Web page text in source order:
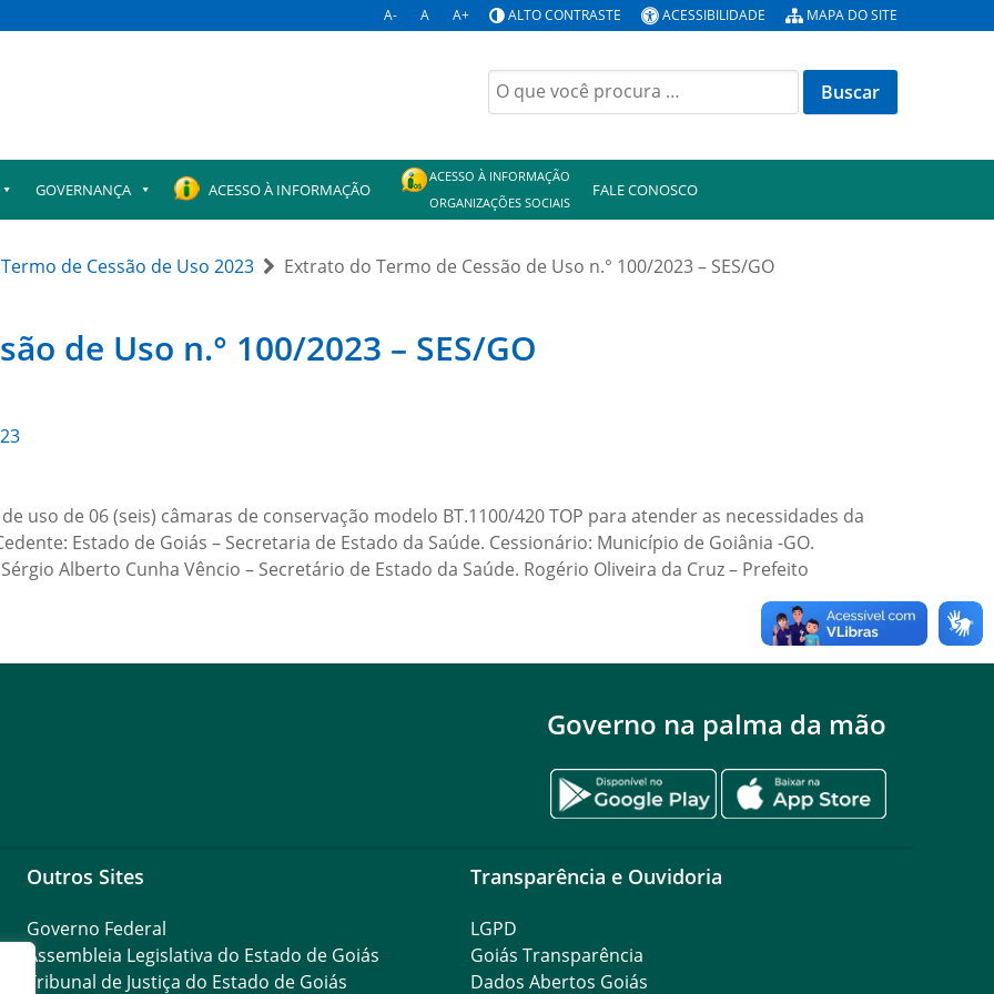
A- A A+ ALTO CONTRASTE ACESSIBILIDADE MAPA DO SITE
Buscar
por:
GOVERNANÇA ACESSO À INFORMAÇÃO
ACESSO À INFORMAÇÃO
ORGANIZAÇÕES SOCIAIS
FALE CONOSCO
Termo de Cessão de Uso 2023 Extrato do Termo de Cessão de Uso n.° 100/2023 – SES/GO
de Uso n.° 100/2023 – SES/GO
uso de 06 (seis) câmaras de conservação modelo BT.1100/420 TOP para atender as necessidades da
Estado de Goiás – Secretaria de Estado da Saúde. Cessionário: Município de Goiânia -GO.
Alberto Cunha Vêncio – Secretário de Estado da Saúde. Rogério Oliveira da Cruz – Prefeito
Governo na palma da mão
Outros Sites
Governo Federal
Assembleia Legislativa do Estado de Goiás
Tribunal de Justiça do Estado de Goiás
Transparência e Ouvidoria
LGPD
Goiás Transparência
Dados Abertos Goiás